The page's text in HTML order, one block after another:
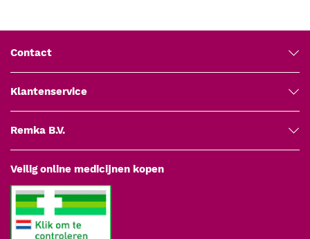
volumedagen.
Toepassing en gebruik
algemeen werk; voor de crownzone is het Robbins-handvat
(art. 180-001 of 180-002) van 15 cm prettiger door de
langere reach. Voor klinieken die titanium prefereren is het
titanium handvat (art. 370-101) een hypoallergeen
alternatief. Maak de incisie onder de juiste hoek voor de zone,
met de meslengte zijdelings georiënteerd voor parallel-met-
haar plaatsing. De assistent volgt de chirurg met geladen
Contact
Klantenservice
Remka B.V.
Veilig online medicijnen kopen